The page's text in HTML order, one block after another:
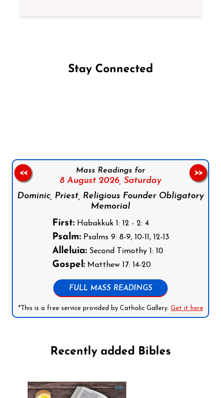
Stay Connected
Mass Readings for
8 August 2026, Saturday
Dominic, Priest, Religious Founder Obligatory
Memorial
First:Habakkuk 1: 12 - 2: 4
Psalm:Psalms 9: 8-9, 10-11, 12-13
Alleluia:Second Timothy 1: 10
Gospel:Matthew 17: 14-20
FULL MASS READINGS
*This is a free service provided by Catholic Gallery. Get it here
<< >>
Recently added Bibles